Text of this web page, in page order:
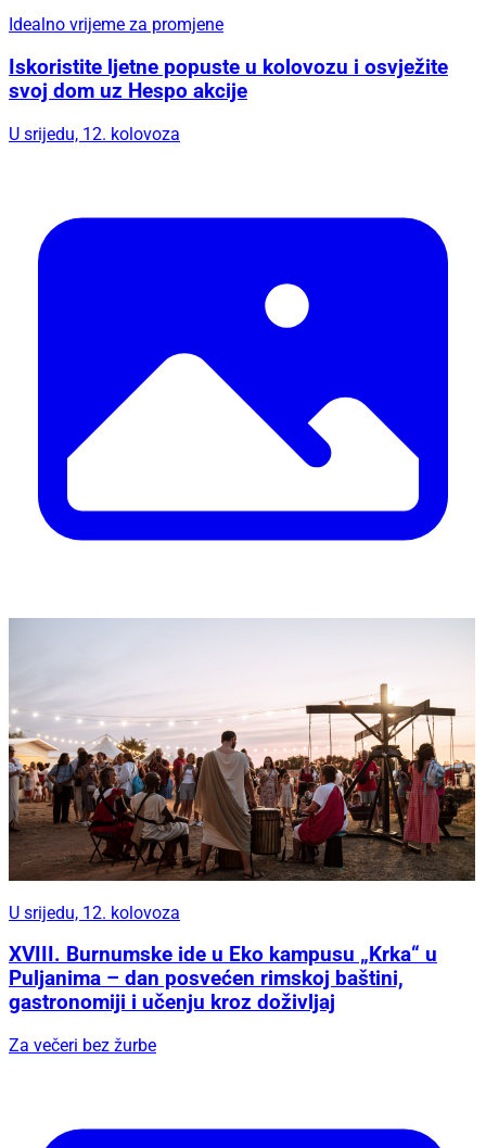
Idealno vrijeme za promjene
Iskoristite ljetne popuste u kolovozu i osvježite
svoj dom uz Hespo akcije
U srijedu, 12. kolovoza
U srijedu, 12. kolovoza
XVIII. Burnumske ide u Eko kampusu „Krka“ u
Puljanima – dan posvećen rimskoj baštini,
gastronomiji i učenju kroz doživljaj
Za večeri bez žurbe